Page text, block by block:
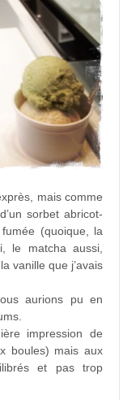
mais comme
sorbet abricot-
(quoique, la
le matcha aussi,
vanille que j’avais
aurions pu en
impression de
boules) mais aux
et pas trop